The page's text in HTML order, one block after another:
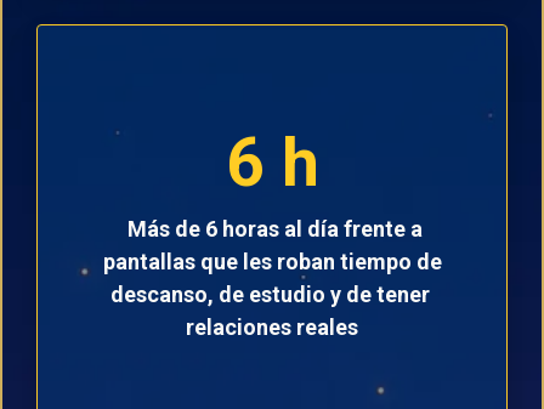
6 h
Más de 6 horas al día frente a
pantallas que les roban tiempo de
descanso, de estudio y de tener
relaciones reales